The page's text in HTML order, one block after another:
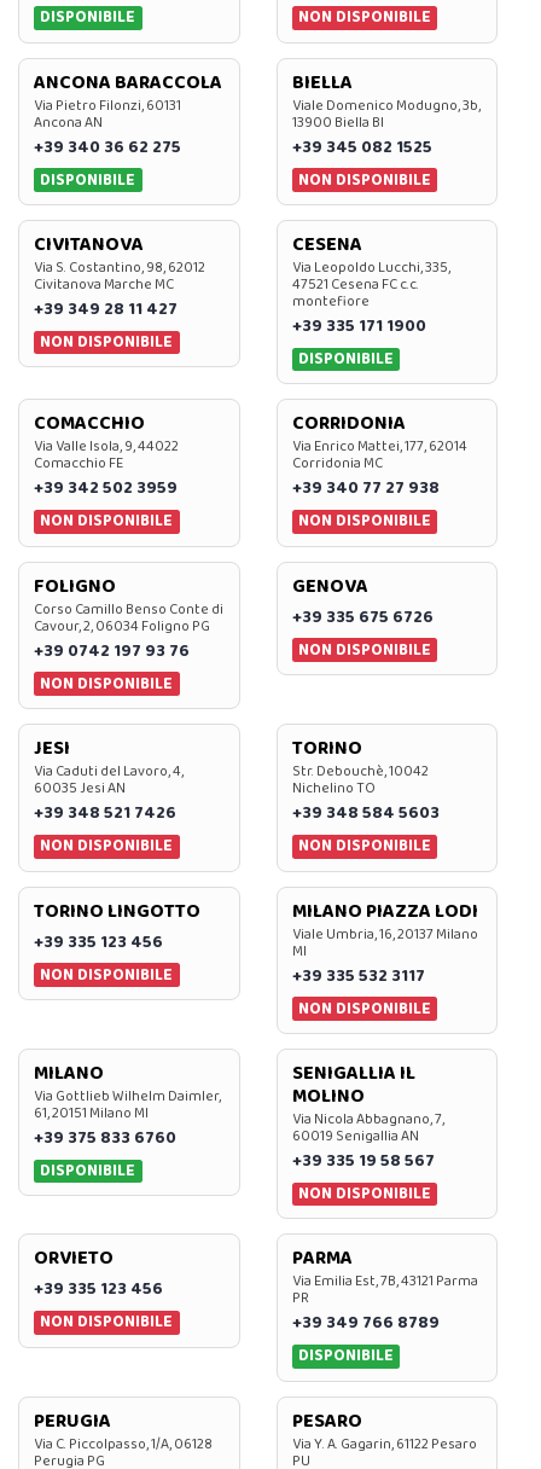
DISPONIBILE
NON DISPONIBILE
ANCONA BARACCOLA
Via Pietro Filonzi, 60131
Ancona AN
+39 340 36 62 275
DISPONIBILE
BIELLA
Viale Domenico Modugno, 3b,
13900 Biella BI
+39 345 082 1525
NON DISPONIBILE
CIVITANOVA
Via S. Costantino, 98, 62012
Civitanova Marche MC
+39 349 28 11 427
NON DISPONIBILE
CESENA
Via Leopoldo Lucchi, 335,
47521 Cesena FC c.c.
montefiore
+39 335 171 1900
DISPONIBILE
COMACCHIO
Via Valle Isola, 9, 44022
Comacchio FE
+39 342 502 3959
NON DISPONIBILE
CORRIDONIA
Via Enrico Mattei, 177, 62014
Corridonia MC
+39 340 77 27 938
NON DISPONIBILE
FOLIGNO
Corso Camillo Benso Conte di
Cavour, 2, 06034 Foligno PG
+39 0742 197 93 76
NON DISPONIBILE
GENOVA
+39 335 675 6726
NON DISPONIBILE
JESI
Via Caduti del Lavoro, 4,
60035 Jesi AN
+39 348 521 7426
NON DISPONIBILE
TORINO
Str. Debouchè, 10042
Nichelino TO
+39 348 584 5603
NON DISPONIBILE
TORINO LINGOTTO
+39 335 123 456
NON DISPONIBILE
MILANO PIAZZA LODI
Viale Umbria, 16, 20137 Milano
MI
+39 335 532 3117
NON DISPONIBILE
MILANO
Via Gottlieb Wilhelm Daimler,
61, 20151 Milano MI
+39 375 833 6760
DISPONIBILE
SENIGALLIA IL
MOLINO
Via Nicola Abbagnano, 7,
60019 Senigallia AN
+39 335 19 58 567
NON DISPONIBILE
ORVIETO
+39 335 123 456
NON DISPONIBILE
PARMA
Via Emilia Est, 7B, 43121 Parma
PR
+39 349 766 8789
DISPONIBILE
PERUGIA
Via C. Piccolpasso, 1/A, 06128
Perugia PG
PESARO
Via Y. A. Gagarin, 61122 Pesaro
PU